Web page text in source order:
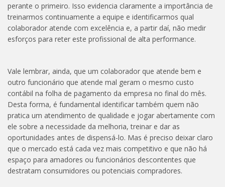
perante o primeiro. Isso evidencia claramente a importância de
treinarmos continuamente a equipe e identificarmos qual
colaborador atende com excelência e, a partir daí, não medir
esforços para reter este profissional de alta performance.
Vale lembrar, ainda, que um colaborador que atende bem e
outro funcionário que atende mal geram o mesmo custo
contábil na folha de pagamento da empresa no final do mês.
Desta forma, é fundamental identificar também quem não
pratica um atendimento de qualidade e jogar abertamente com
ele sobre a necessidade da melhoria, treinar e dar as
oportunidades antes de dispensá-lo. Mas é preciso deixar claro
que o mercado está cada vez mais competitivo e que não há
espaço para amadores ou funcionários descontentes que
destratam consumidores ou potenciais compradores.